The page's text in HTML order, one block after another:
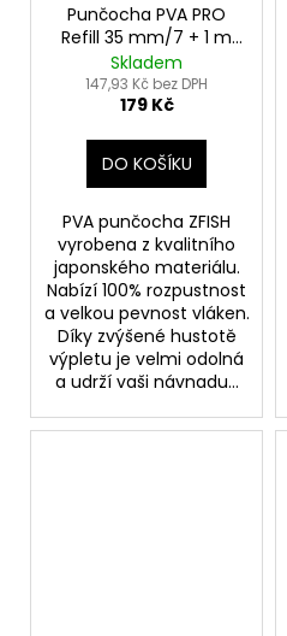
Punčocha PVA PRO
Refill 35 mm/7 + 1 m
Zdarma!
Skladem
147,93 Kč bez DPH
179 Kč
DO KOŠÍKU
PVA punčocha ZFISH
vyrobena z kvalitního
japonského materiálu.
Nabízí 100% rozpustnost
a velkou pevnost vláken.
Díky zvýšené hustotě
výpletu je velmi odolná
a udrží vaši návnadu...